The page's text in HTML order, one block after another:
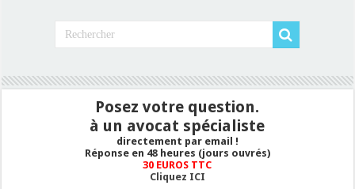
Posez votre question.
à un avocat spécialiste
directement par email !
Réponse en 48 heures (jours ouvrés)
30 EUROS TTC
Cliquez ICI